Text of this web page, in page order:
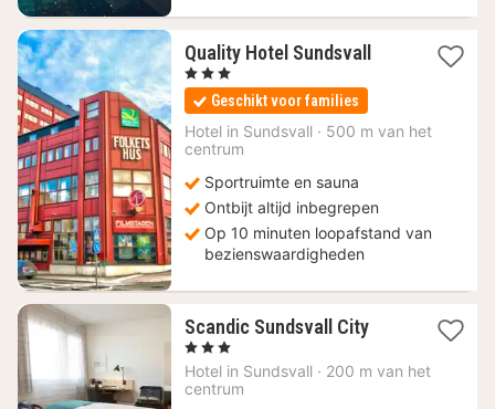
Quality Hotel Sundsvall 1
€
, 3 Sterren
Geschikt voor families
Hotel in Sundsvall · 500 m van het
centrum
Sportruimte en sauna
Ontbijt altijd inbegrepen
Op 10 minuten loopafstand van
bezienswaardigheden
Scandic Sundsvall City1
vanaf
, 3 Sterren
Hotel in Sundsvall · 200 m van het
centrum